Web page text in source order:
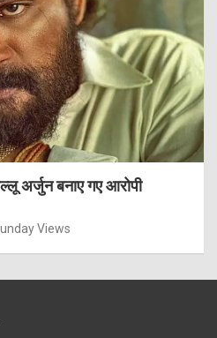
अर्जुन बनाए गए आरोपी
Views